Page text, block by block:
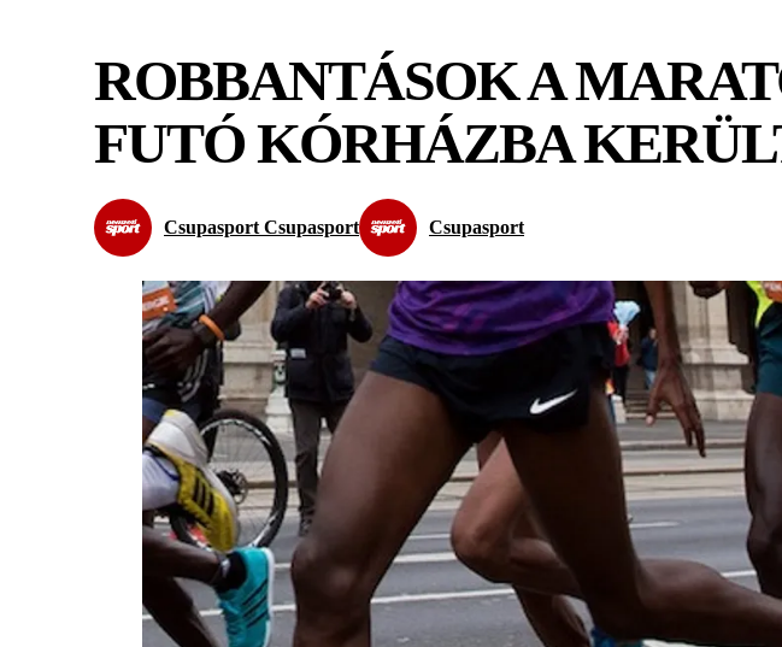
ROBBANTÁSOK A
FUTÓ KÓRHÁZBA
Csupasport Csupasport Csupasport